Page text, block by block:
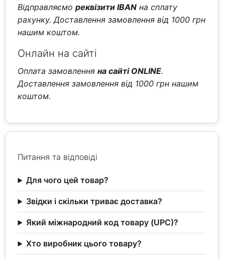
Відправляємореквізити IBAN на сплату
рахунку. Доставлення замовлення від 1000 грн
нашим коштом.
Онлайн на сайті
Оплата замовленняна сайті ONLINE.
Доставлення замовлення від 1000 грн нашим
коштом.
Питання та відповіді
Для чого цей товар?
Звідки і скільки триває доставка?
Який міжнародний код товару (UPC)?
Хто виробник цього товару?